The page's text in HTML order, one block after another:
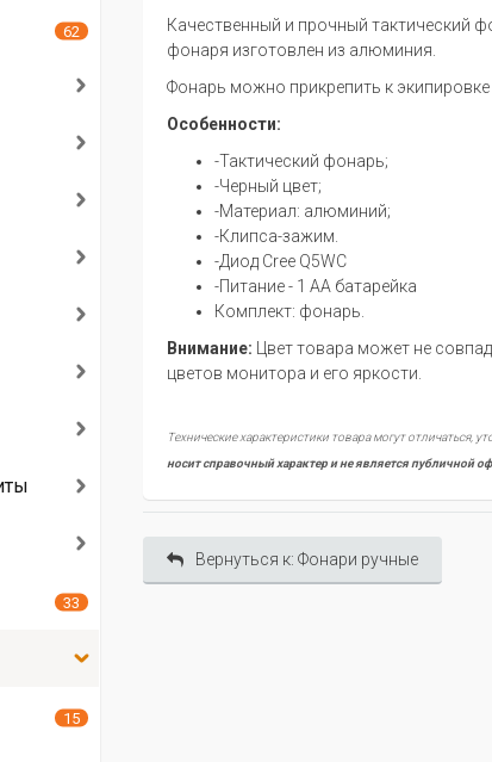
Качественный и прочный тактический
фонаря изготовлен из алюминия.
Фонарь можно прикрепить к
Особенности:
-Тактический фонарь;
-Черный цвет;
-Материал: алюминий;
-Клипса-зажим.
-Диод Cree Q5WC
-Питание - 1 АА батарейка
Комплект: фонарь.
Внимание: Цвет товара может не
цветов монитора и его яркости.
Технические характеристики товара могут отличаться,
носит справочный характер и не является публичной
Вернуться к: Фонари ручные
62
33
15